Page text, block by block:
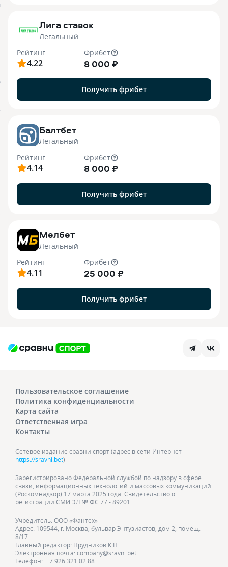
Лига ставок
Легальный
Рейтинг
4.22
Фрибет
8 000 ₽
Получить фрибет
Балтбет
Легальный
Рейтинг
4.14
Фрибет
8 000 ₽
Получить фрибет
Мелбет
Легальный
Рейтинг
4.11
Фрибет
25 000 ₽
Получить фрибет
Пользовательское соглашение
Политика конфиденциальности
Карта сайта
Ответственная игра
Контакты
Сетевое издание сравни спорт (адрес в сети Интернет -
https://sravni.bet)
Зарегистрировано Федеральной службой по надзору в сфере
связи, информационных технологий и массовых коммуникаций
(Роскомнадзор) 17 марта 2025 года. Свидетельство о
регистрации СМИ ЭЛ № ФС 77 - 89201
Учредитель: ООО «Фантех»
Адрес: 109544, г. Москва, бульвар Энтузиастов, дом 2, помещ.
8/17
Главный редактор: Прудников К.П.
Электронная почта: company@sravni.bet
Телефон: + 7 926 321 02 88